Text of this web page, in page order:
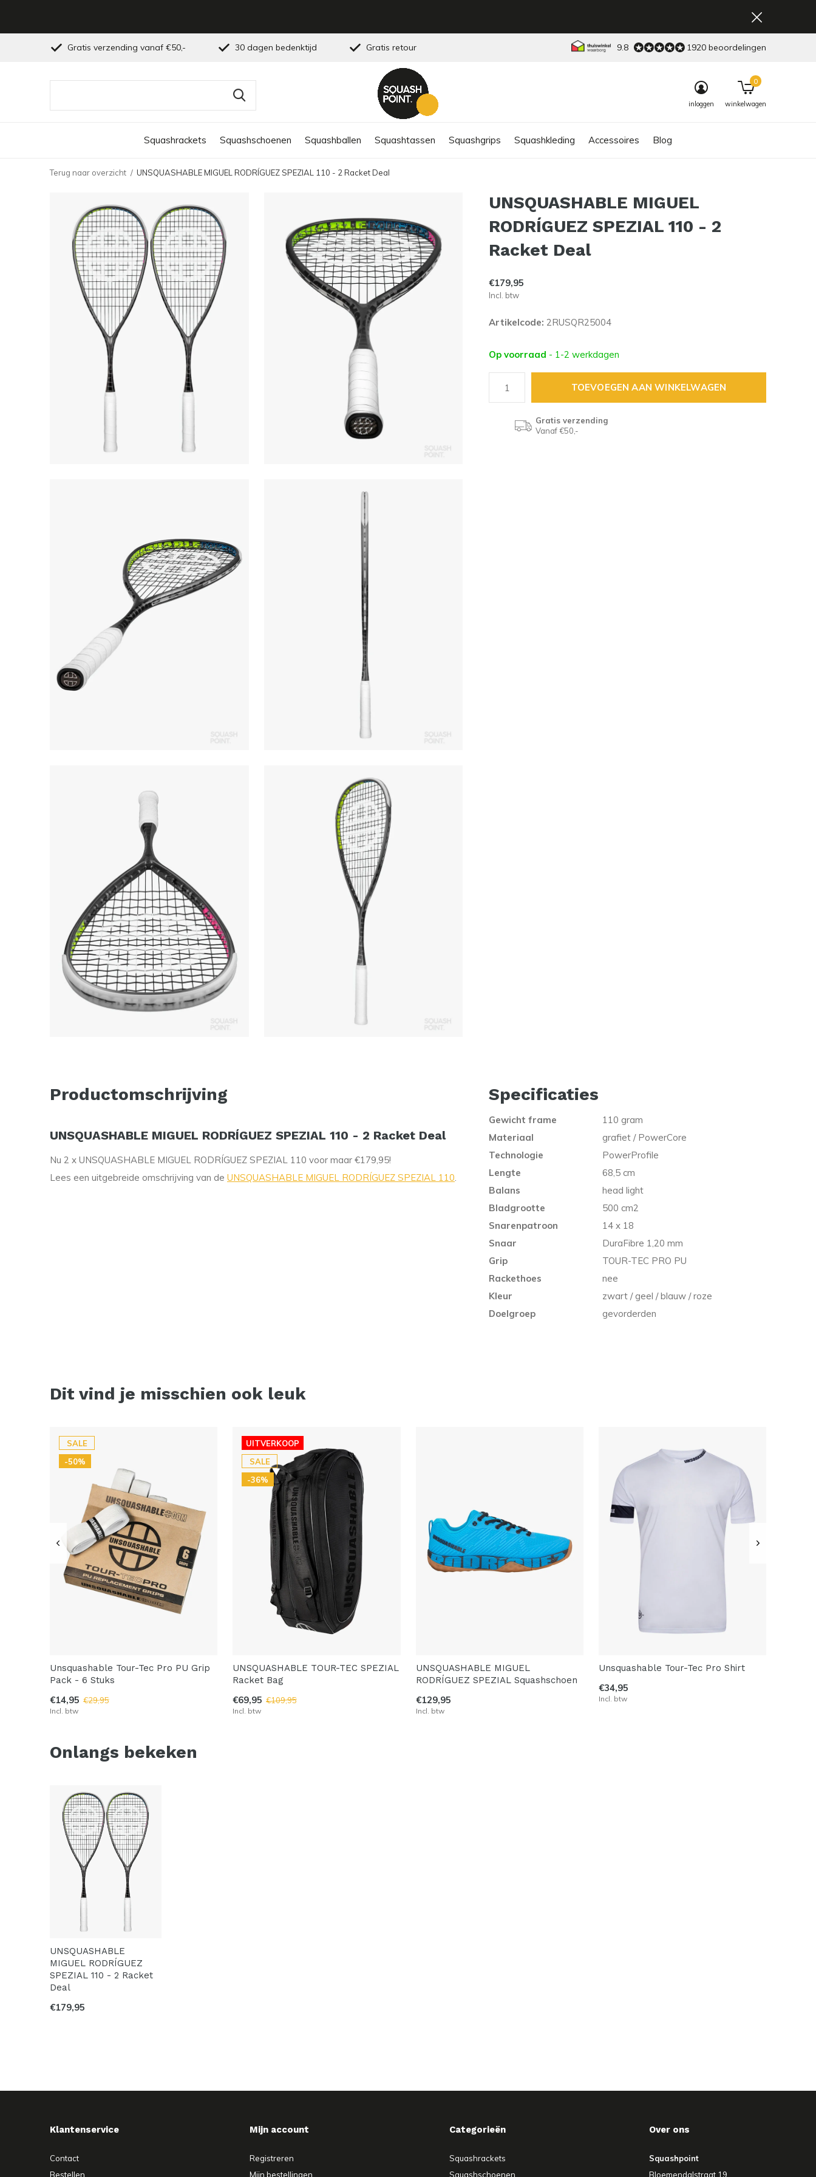
Squashrackets Squashschoenen Squashballen Squashtassen Squashgrips Squashkleding Accessoires Blog
inloggen winkelwagen
0
Gratis verzending vanaf €50,- 30 dagen bedenktijd Gratis retour 9.8 1920 beoordelingen
Terug naar overzicht UNSQUASHABLE MIGUEL RODRÍGUEZ SPEZIAL 110 - 2 Racket Deal
UNSQUASHABLE MIGUEL
RODRÍGUEZ SPEZIAL 110 - 2
Racket Deal
€179,95
Incl. btw
Artikelcode: 2RUSQR25004
Op voorraad - 1-2 werkdagen
TOEVOEGEN AAN WINKELWAGEN
Gratis verzending
Vanaf €50,-
Productomschrijving
UNSQUASHABLE MIGUEL RODRÍGUEZ SPEZIAL 110 - 2 Racket Deal
Nu 2 x UNSQUASHABLE MIGUEL RODRÍGUEZ SPEZIAL 110 voor maar €179,95!
Lees een uitgebreide omschrijving van de UNSQUASHABLE MIGUEL RODRÍGUEZ SPEZIAL 110
Specificaties
Gewicht frame
110 gram
Materiaal
grafiet / PowerCore
Technologie
PowerProfile
Lengte
68,5 cm
Balans
head light
Bladgrootte
500 cm2
Snarenpatroon
14 x 18
Snaar
DuraFibre 1,20 mm
Grip
TOUR-TEC PRO PU
Rackethoes
nee
Kleur
zwart / geel / blauw / roze
Doelgroep
gevorderden
Dit vind je misschien ook leuk
SALE
-50%
Unsquashable Tour-Tec Pro PU Grip
Pack - 6 Stuks
€14,95 €29,95
Incl. btw
UITVERKOOP
SALE
-36%
UNSQUASHABLE TOUR-TEC SPEZIAL
Racket Bag
€69,95 €109,95
Incl. btw
UNSQUASHABLE MIGUEL
RODRÍGUEZ SPEZIAL Squashschoen
€129,95
Incl. btw
Unsquashable Tour-Tec Pro Shirt
€34,95
Incl. btw
Onlangs bekeken
UNSQUASHABLE
MIGUEL RODRÍGUEZ
SPEZIAL 110 - 2 Racket
Deal
€179,95
Klantenservice
Contact
Bestellen
Mijn account
Registreren
Mijn bestellingen
Categorieën
Squashrackets
Squashschoenen
Over ons
Squashpoint
Bloemendalstraat 19